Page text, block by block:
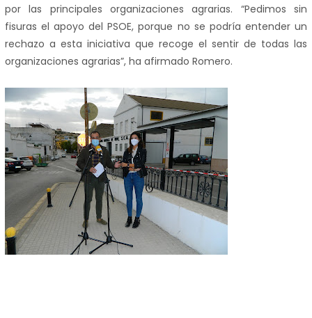
por las principales organizaciones agrarias. “Pedimos sin
fisuras el apoyo del PSOE, porque no se podría entender un
rechazo a esta iniciativa que recoge el sentir de todas las
organizaciones agrarias”, ha afirmado Romero.